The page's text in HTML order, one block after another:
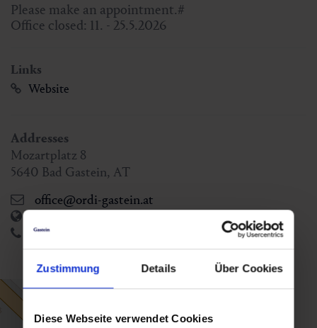
Zustimmung Details Über Cookies
Diese Webseite verwendet Cookies
Please make an appointment.#
Office closed: 11. - 25.5.2026
Links
Website
Addresses
Mozartplatz 8
5640 Bad Gastein, AT
office@ordi-gastein.at
+43 6434 2493